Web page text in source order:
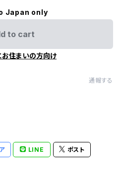
Japan only
to cart
お住まいの方向け
通報する
LINE ポスト